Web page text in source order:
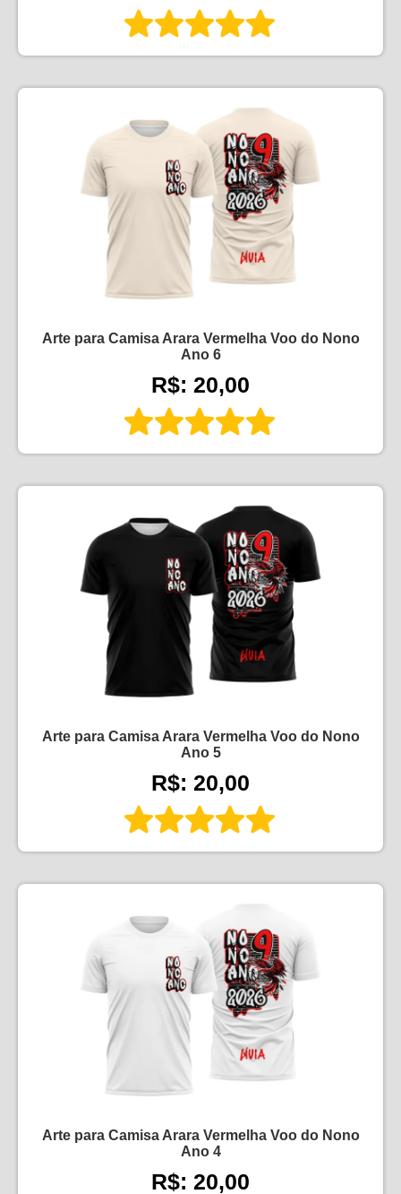
Arte para Camisa Arara Vermelha Voo do Nono
Ano 6
R$: 20,00
Arte para Camisa Arara Vermelha Voo do Nono
Ano 5
R$: 20,00
Arte para Camisa Arara Vermelha Voo do Nono
Ano 4
R$: 20,00